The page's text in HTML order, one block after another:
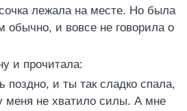
лежала на месте. Но была
обычно, и вовсе не говорила о
и прочитала:
поздно, и ты так сладко спала,
меня не хватило силы. А мне